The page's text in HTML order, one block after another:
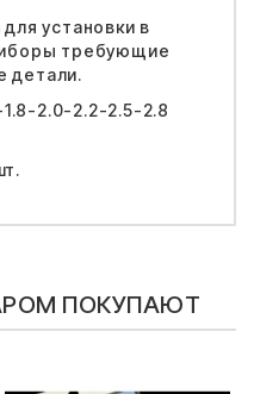
установки в
требующие
детали.
1.8-2.0-2.2-2.5-2.8
ПОКУПАЮТ